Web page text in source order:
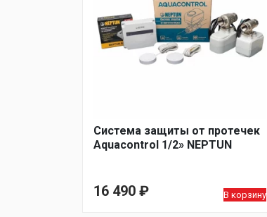
Система защиты от протечек
Aquacontrol 1/2» NEPTUN
16 490 ₽ В корзину